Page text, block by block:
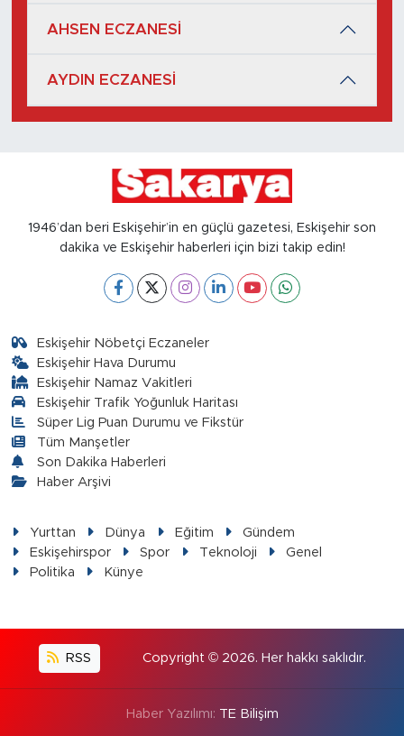
AHSEN ECZANESİ
AYDIN ECZANESİ
1946’dan beri Eskişehir’in en güçlü gazetesi, Eskişehir son
dakika ve Eskişehir haberleri için bizi takip edin!
Eskişehir Nöbetçi Eczaneler
Eskişehir Hava Durumu
Eskişehir Namaz Vakitleri
Eskişehir Trafik Yoğunluk Haritası
Süper Lig Puan Durumu ve Fikstür
Tüm Manşetler
Son Dakika Haberleri
Haber Arşivi
Yurttan Dünya Eğitim
Gündem
Eskişehirspor
Spor Teknoloji
Genel
Politika
Künye
RSS Copyright © 2026. Her hakkı saklıdır.
Haber Yazılımı: TE Bilişim